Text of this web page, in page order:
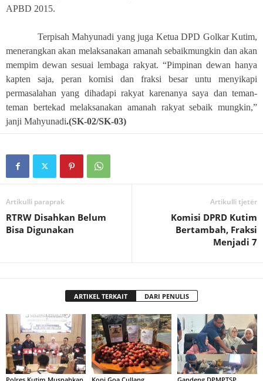
APBD 2015.
Terpisah Mahyunadi yang juga Ketua DPD Golkar Kutim,
menerangkan akan melaksanakan amanah sebaikmungkin dan akan
mempim dewan sesuai lembaga rakyat. “Pimpinan dewan hanya
kapten saja, peran komisi dan fraksi besar untu menyikapi
permasalahan yang dihadapi rakyat karenanya saya dan teman-
teman bertekad melaksanakan amanah rakyat sebaik mungkin,”
janji Mahyunadi.(SK-02/SK-03)
Artikulli paraprak
RTRW Disahkan Belum
Bisa Digunakan
Artikulli tjetër
Komisi DPRD Kutim
Bertambah, Fraksi
Menjadi 7
ARTIKEL TERKAIT DARI PENULIS